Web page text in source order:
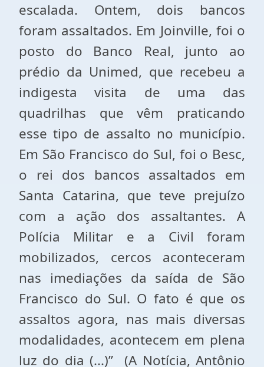
escalada. Ontem, dois bancos
foram assaltados. Em Joinville, foi o
posto do Banco Real, junto ao
prédio da Unimed, que recebeu a
indigesta visita de uma das
quadrilhas que vêm praticando
esse tipo de assalto no município.
Em São Francisco do Sul, foi o Besc,
o rei dos bancos assaltados em
Santa Catarina, que teve prejuízo
com a ação dos assaltantes. A
Polícia Militar e a Civil foram
mobilizados, cercos aconteceram
nas imediações da saída de São
Francisco do Sul. O fato é que os
assaltos agora, nas mais diversas
modalidades, acontecem em plena
luz do dia (...)” (A Notícia, Antônio